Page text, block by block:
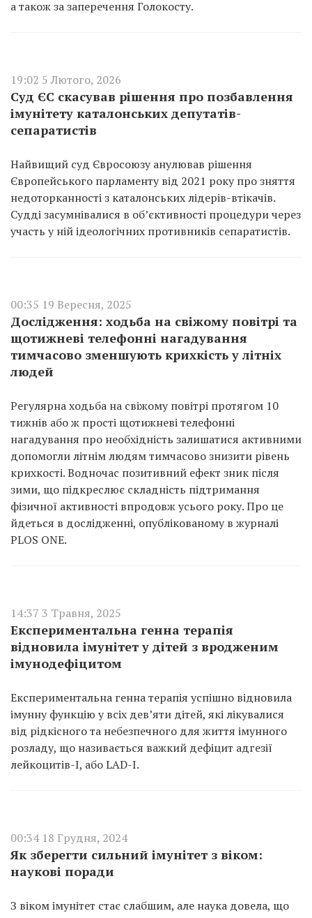
а також за заперечення Голокосту.
19:02 5 Лютого, 2026
Суд ЄС скасував рішення про позбавлення
імунітету каталонських депутатів-
сепаратистів
Найвищий суд Євросоюзу анулював рішення
Європейського парламенту від 2021 року про зняття
недоторканності з каталонських лідерів-втікачів.
Судді засумнівалися в об’єктивності процедури через
участь у ній ідеологічних противників сепаратистів.
00:35 19 Вересня, 2025
Дослідження: ходьба на свіжому повітрі та
щотижневі телефонні нагадування
тимчасово зменшують крихкість у літніх
людей
Регулярна ходьба на свіжому повітрі протягом 10
тижнів або ж прості щотижневі телефонні
нагадування про необхідність залишатися активними
допомогли літнім людям тимчасово знизити рівень
крихкості. Водночас позитивний ефект зник після
зими, що підкреслює складність підтримання
фізичної активності впродовж усього року. Про це
йдеться в дослідженні, опублікованому в журналі
PLOS ONE.
14:37 3 Травня, 2025
Експериментальна генна терапія
відновила імунітет у дітей з вродженим
імунодефіцитом
Експериментальна генна терапія успішно відновила
імунну функцію у всіх дев’яти дітей, які лікувалися
від рідкісного та небезпечного для життя імунного
розладу, що називається важкий дефіцит адгезії
лейкоцитів-I, або LAD-I.
00:34 18 Грудня, 2024
Як зберегти сильний імунітет з віком:
наукові поради
З віком імунітет стає слабшим, але наука довела, що